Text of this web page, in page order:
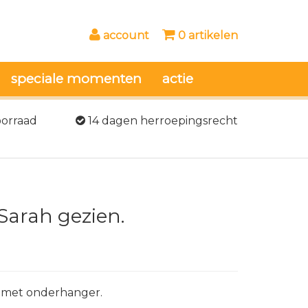
account 0 artikelen
speciale momenten actie
14 dagen herroepingsrecht
gezien.
met onderhanger.